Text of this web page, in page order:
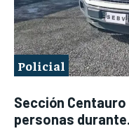
Policial
Sección
personas